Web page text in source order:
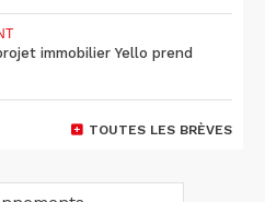
immobilier Yello prend
TOUTES LES BRÈVES